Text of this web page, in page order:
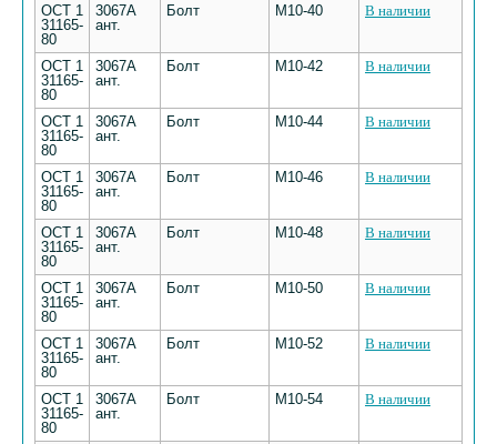
ОСТ 1
31165-
80
3067А
ант.
Болт М10-40 В наличии
ОСТ 1
31165-
80
3067А
ант.
Болт М10-42 В наличии
ОСТ 1
31165-
80
3067А
ант.
Болт М10-44 В наличии
ОСТ 1
31165-
80
3067А
ант.
Болт М10-46 В наличии
ОСТ 1
31165-
80
3067А
ант.
Болт М10-48 В наличии
ОСТ 1
31165-
80
3067А
ант.
Болт М10-50 В наличии
ОСТ 1
31165-
80
3067А
ант.
Болт М10-52 В наличии
ОСТ 1
31165-
80
3067А
ант.
Болт М10-54 В наличии